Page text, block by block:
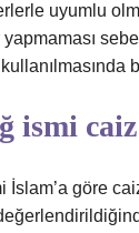
uyumlu
yapmaması
ismi
İslam’a göre